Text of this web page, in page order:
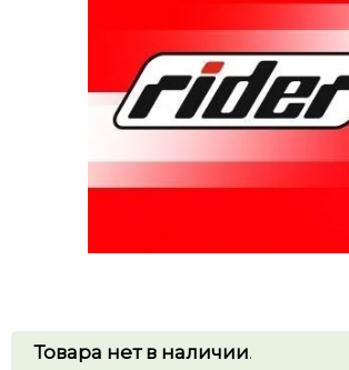
Товара нет в наличии.